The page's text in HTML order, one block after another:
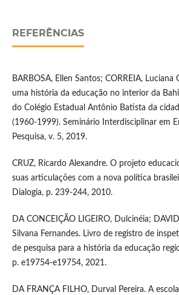
REFERÊNCIAS
BARBOSA, Ellen Santos; CORREIA, Luciana
uma história da educação no interior da
do Colégio Estadual Antônio Batista da
(1960-1999). Seminário Interdisciplinar em
Pesquisa, v. 5, 2019.
CRUZ, Ricardo Alexandre. O projeto
suas articulações com a nova política
Dialogia, p. 239-244, 2010.
DA CONCEIÇÃO LIGEIRO, Dulcinéia;
Silvana Fernandes. Livro de registro de
de pesquisa para a história da educação
p. e19754-e19754, 2021.
DA FRANÇA FILHO, Durval Pereira. A